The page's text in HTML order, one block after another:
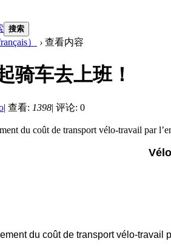
搜索
） › 查看内容
骑车去上班！
| 查看: 1398| 评论: 0
du coût de transport vélo-travail par
du coût de transport vélo-travail